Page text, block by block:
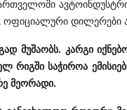
ოფიციალური დილერები
მუშაობს. კარგი
რიგში საჭიროა
მეორადი.